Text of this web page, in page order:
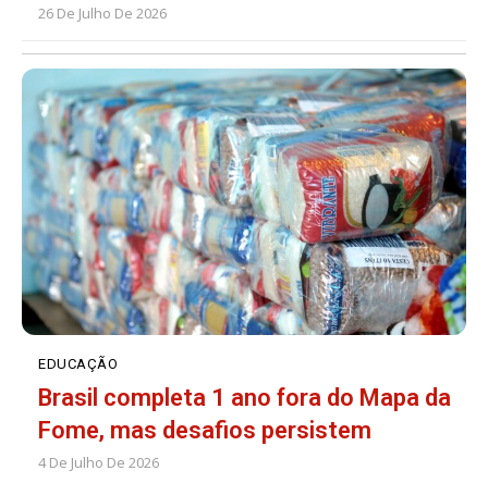
26 De Julho De 2026
EDUCAÇÃO
Brasil completa 1 ano fora do Mapa da
Fome, mas desafios persistem
4 De Julho De 2026